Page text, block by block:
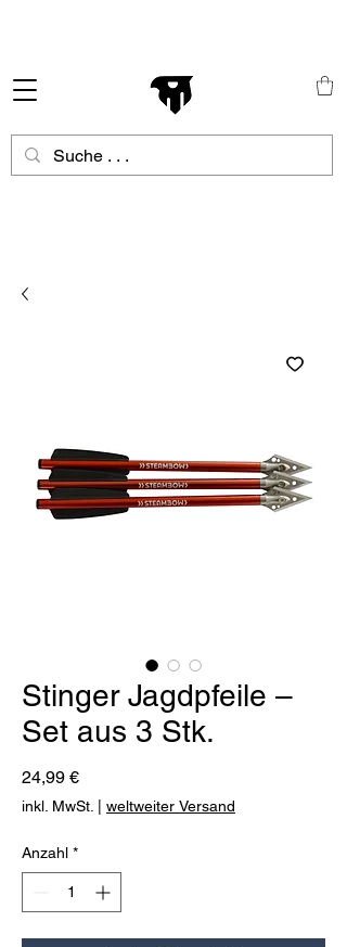
Stinger Jagdpfeile –
Set aus 3 Stk.
24,99 €Preis
inkl. MwSt. weltweiter Versand
Anzahl *